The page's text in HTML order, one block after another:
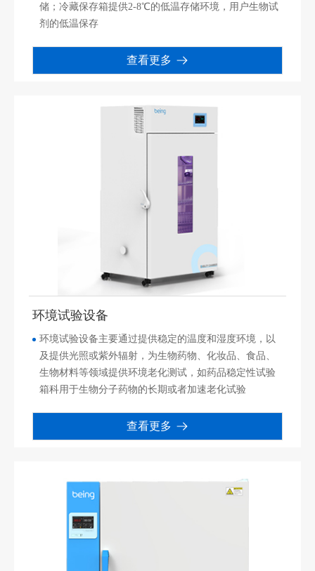
储；冷藏保存箱提供2-8℃的低温存储环境，用户生物试
剂的低温保存
查看更多
环境试验设备
环境试验设备主要通过提供稳定的温度和湿度环境，以
及提供光照或紫外辐射，为生物药物、化妆品、食品、
生物材料等领域提供环境老化测试，如药品稳定性试验
箱科用于生物分子药物的长期或者加速老化试验
查看更多